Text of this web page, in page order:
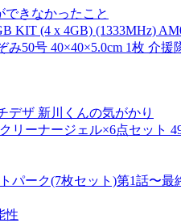
きなかったこと
KIT (4 x 4GB) (1333MHz)
50号 40×40×5.0cm 1枚 介援
デザ 新川くんの気がかり
リーナージェル×6点セット
パーク(7枚セット)第1話〜
性